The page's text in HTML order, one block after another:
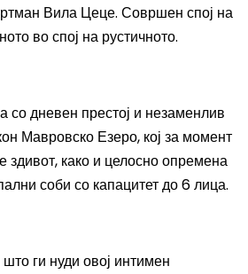
Вила Цеце. Совршен спој на
во спој на рустичното.
со дневен престој и незаменлив
Мавровско Езеро, кој за момент
здивот, како и целосно опремена
соби со капацитет до 6 лица.
ги нуди овој интимен